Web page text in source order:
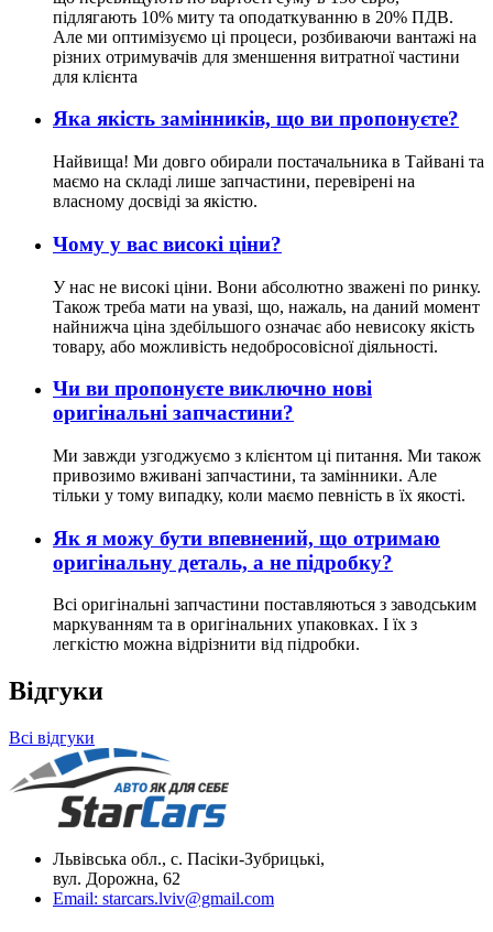
підлягають 10% миту та оподаткуванню в 20% ПДВ.
Але ми оптимізуємо ці процеси, розбиваючи вантажі на
різних отримувачів для зменшення витратної частини
для клієнта
Яка якість замінників, що ви пропонуєте?
Найвища! Ми довго обирали постачальника в Тайвані та
маємо на складі лише запчастини, перевірені на
власному досвіді за якістю.
Чому у вас високі ціни?
У нас не високі ціни. Вони абсолютно зважені по ринку.
Також треба мати на увазі, що, нажаль, на даний момент
найнижча ціна здебільшого означає або невисоку якість
товару, або можливість недобросовісної діяльності.
Чи ви пропонуєте виключно нові
оригінальні запчастини?
Ми завжди узгоджуємо з клієнтом ці питання. Ми також
привозимо вживані запчастини, та замінники. Але
тільки у тому випадку, коли маємо певність в їх якості.
Як я можу бути впевнений, що отримаю
оригінальну деталь, а не підробку?
Всі оригінальні запчастини поставляються з заводським
маркуванням та в оригінальних упаковках. І їх з
легкістю можна відрізнити від підробки.
Відгуки
Всі відгуки
Львівська обл., с. Пасіки-Зубрицькі,
вул. Дорожна, 62
Email: starcars.lviv@gmail.com